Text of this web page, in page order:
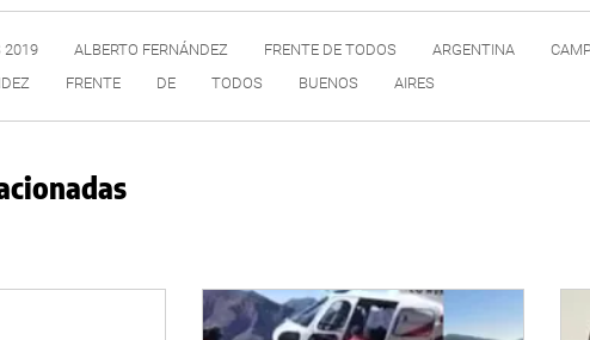
2019 ALBERTO FERNÁNDEZ FRENTE DE TODOS ARGENTINA
FRENTE DE TODOS BUENOS AIRES